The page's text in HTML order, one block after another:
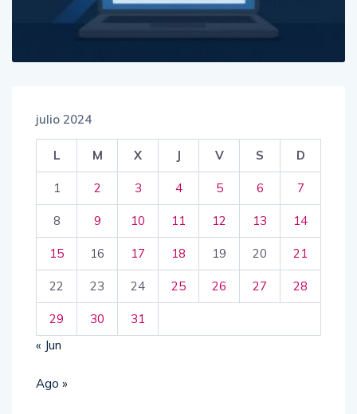
julio 2024
L M X J V S D
1 2 3 4 5 6 7
8 9 10 11 12 13 14
15 16 17 18 19 20 21
22 23 24 25 26 27 28
29 30
31
« Jun
Ago »